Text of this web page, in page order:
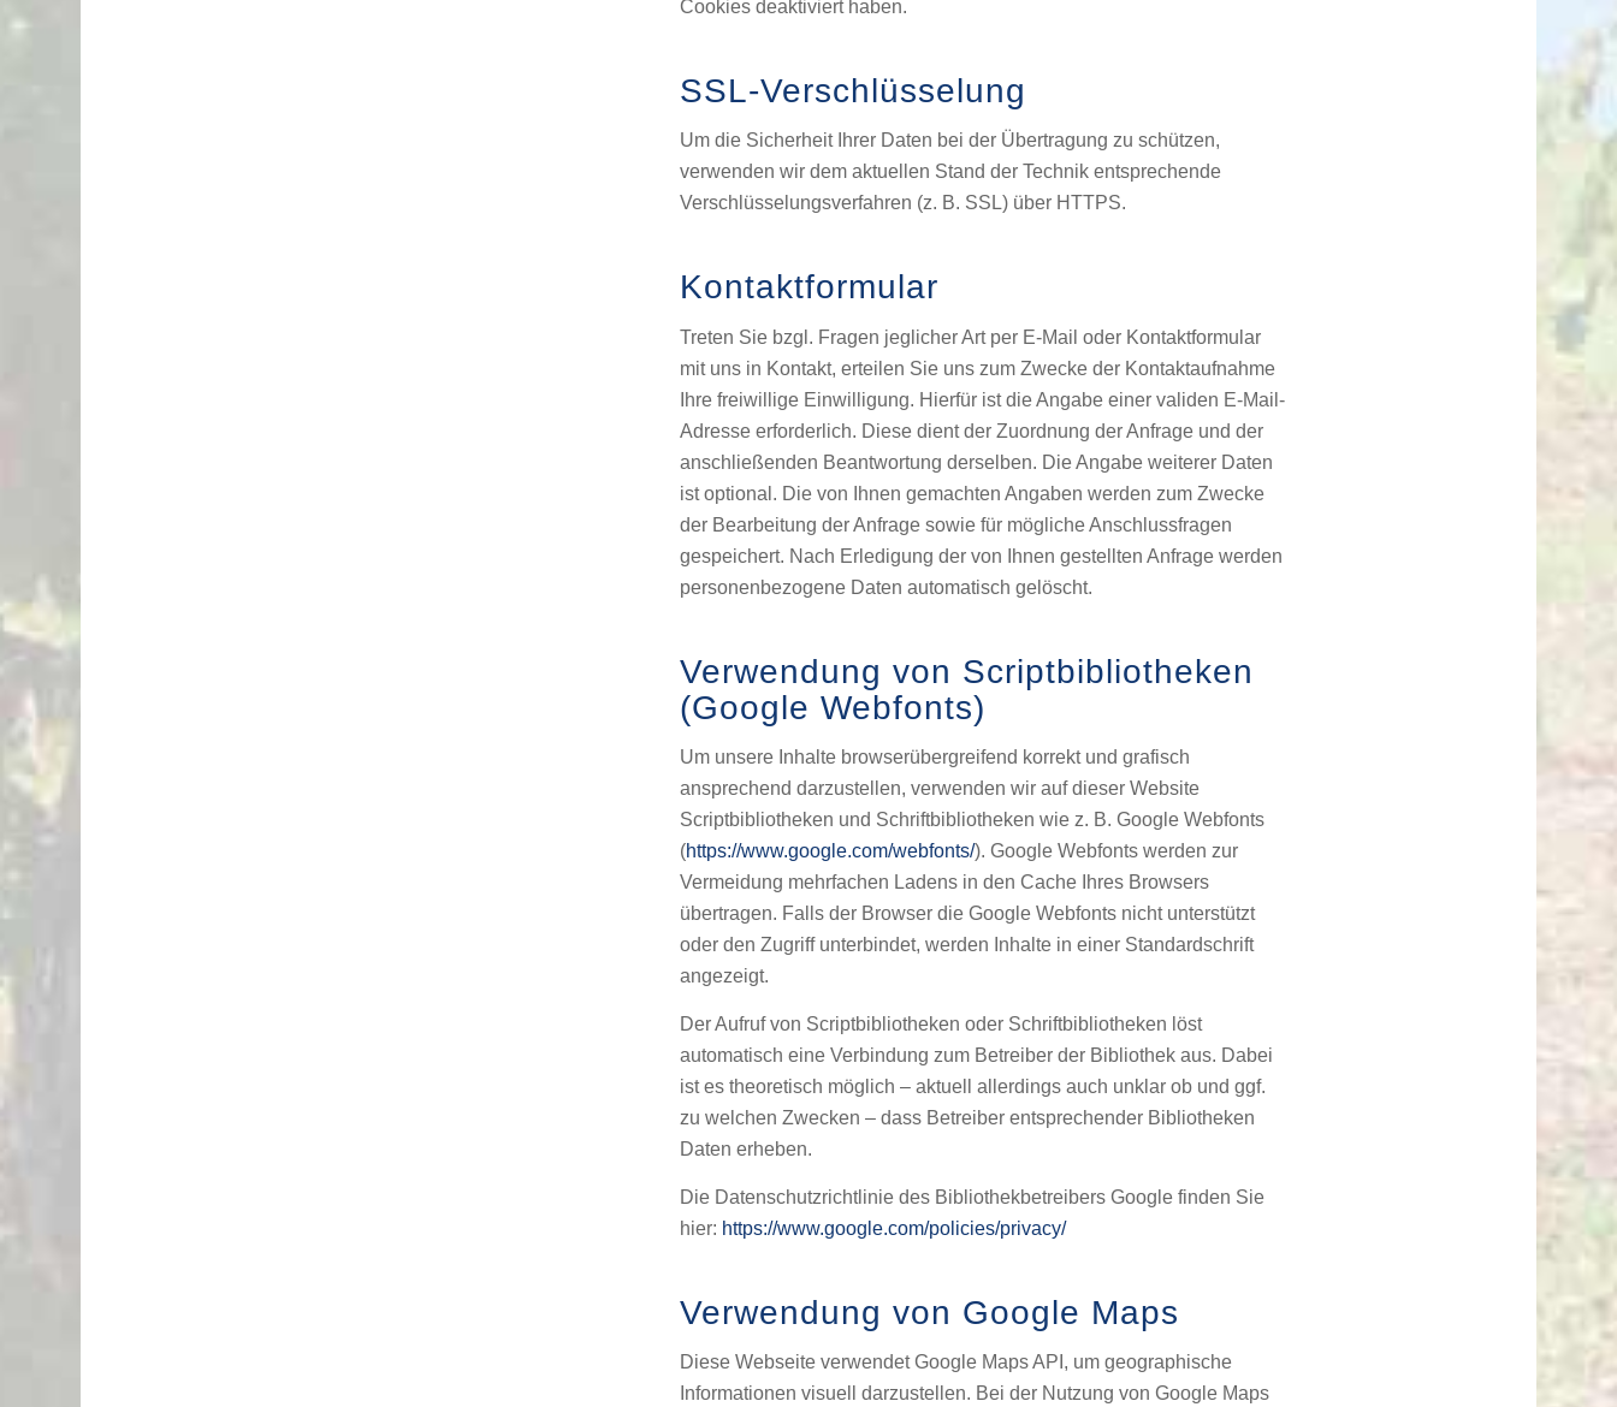
Cookies deaktiviert haben.
SSL-Verschlüsselung
Um die Sicherheit Ihrer Daten bei der Übertragung zu schützen,
verwenden wir dem aktuellen Stand der Technik entsprechende
Verschlüsselungsverfahren (z. B. SSL) über HTTPS.
Kontaktformular
Treten Sie bzgl. Fragen jeglicher Art per E-Mail oder Kontaktformular
mit uns in Kontakt, erteilen Sie uns zum Zwecke der Kontaktaufnahme
Ihre freiwillige Einwilligung. Hierfür ist die Angabe einer validen E-Mail-
Adresse erforderlich. Diese dient der Zuordnung der Anfrage und der
anschließenden Beantwortung derselben. Die Angabe weiterer Daten
ist optional. Die von Ihnen gemachten Angaben werden zum Zwecke
der Bearbeitung der Anfrage sowie für mögliche Anschlussfragen
gespeichert. Nach Erledigung der von Ihnen gestellten Anfrage werden
personenbezogene Daten automatisch gelöscht.
Verwendung von Scriptbibliotheken
(Google Webfonts)
Um unsere Inhalte browserübergreifend korrekt und grafisch
ansprechend darzustellen, verwenden wir auf dieser Website
Scriptbibliotheken und Schriftbibliotheken wie z. B. Google Webfonts
(https://www.google.com/webfonts/). Google Webfonts werden zur
Vermeidung mehrfachen Ladens in den Cache Ihres Browsers
übertragen. Falls der Browser die Google Webfonts nicht unterstützt
oder den Zugriff unterbindet, werden Inhalte in einer Standardschrift
angezeigt.
Der Aufruf von Scriptbibliotheken oder Schriftbibliotheken löst
automatisch eine Verbindung zum Betreiber der Bibliothek aus. Dabei
ist es theoretisch möglich – aktuell allerdings auch unklar ob und ggf.
zu welchen Zwecken – dass Betreiber entsprechender Bibliotheken
Daten erheben.
Die Datenschutzrichtlinie des Bibliothekbetreibers Google finden Sie
hier: https://www.google.com/policies/privacy/
Verwendung von Google Maps
Diese Webseite verwendet Google Maps API, um geographische
Informationen visuell darzustellen. Bei der Nutzung von Google Maps